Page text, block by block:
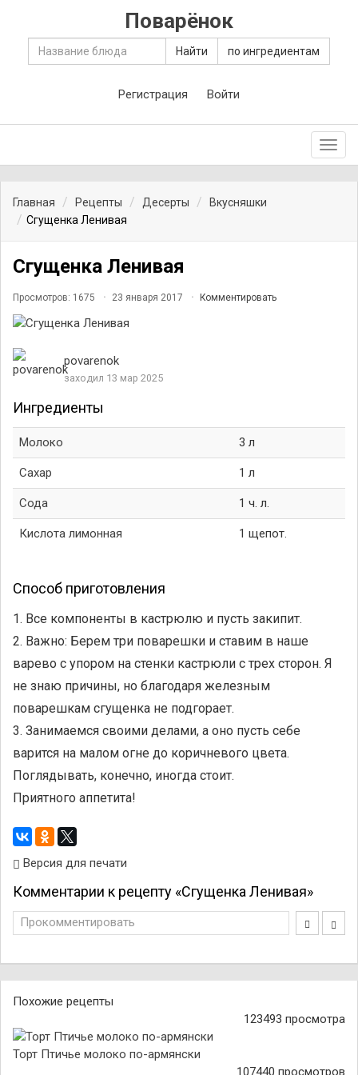
Поварёнок
Найти по ингредиентам
Регистрация Войти
Главная Рецепты Десерты
Вкусняшки
Сгущенка Ленивая
Сгущенка Ленивая
Просмотров: 1675 23 января 2017 Комментировать
povarenok
заходил 13 мар 2025
Ингредиенты
Молоко 3 л
Сахар 1 л
Сода 1 ч. л.
Кислота лимонная 1 щепот.
Способ приготовления
1. Все компоненты в кастрюлю и пусть закипит.
2. Важно: Берем три поварешки и ставим в наше
варево с упором на стенки кастрюли с трех сторон. Я
не знаю причины, но благодаря железным
поварешкам сгущенка не подгорает.
3. Занимаемся своими делами, а оно пусть себе
варится на малом огне до коричневого цвета.
Поглядывать, конечно, иногда стоит.
Приятного аппетита!
Версия для печати
Комментарии к рецепту «Сгущенка Ленивая»
Прокомментировать
Похожие рецепты
123493 просмотра
Торт Птичье молоко по-армянски
107440 просмотров